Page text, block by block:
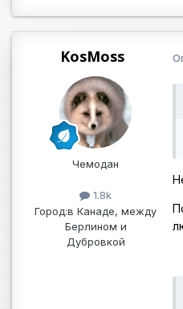
KosMoss
Чемодан
1.8k
Город:в Канаде, между
Берлином и
Дубровкой